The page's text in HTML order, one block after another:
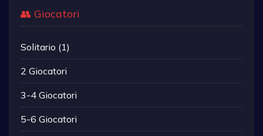
👥 Giocatori
Solitario (1)
2 Giocatori
3-4 Giocatori
5-6 Giocatori